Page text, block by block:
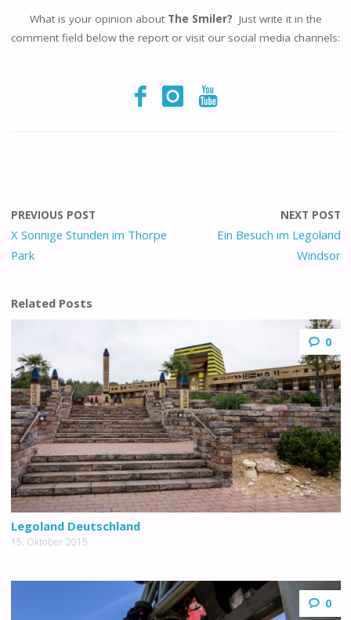
What is your opinion about The Smiler? Just write it in the
comment field below the report or visit our social media channels:
PREVIOUS POST
X Sonnige Stunden im Thorpe
Park
NEXT POST
Ein Besuch im Legoland
Windsor
Related Posts
0
Legoland Deutschland
15. Oktober 2015
0